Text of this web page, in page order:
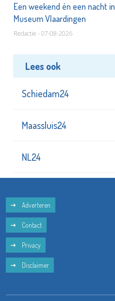
Een weekend én een nacht in
Museum Vlaardingen
Redactie - 07-08-2026
Lees ook
Schiedam24
Maassluis24
NL24
Adverteren
Contact
Privacy
Disclaimer